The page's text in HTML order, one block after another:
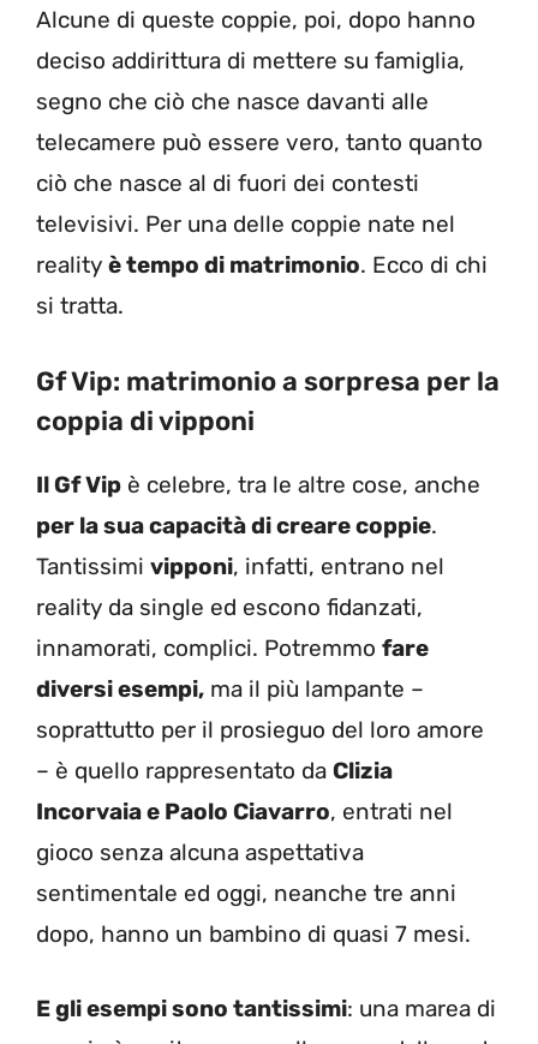
Alcune di queste coppie, poi, dopo hanno
deciso addirittura di mettere su famiglia,
segno che ciò che nasce davanti alle
telecamere può essere vero, tanto quanto
ciò che nasce al di fuori dei contesti
televisivi. Per una delle coppie nate nel
reality è tempo di matrimonio. Ecco di chi
si tratta.
Gf Vip: matrimonio a sorpresa per la
coppia di vipponi
Il Gf Vip è celebre, tra le altre cose, anche
per la sua capacità di creare coppie.
Tantissimi vipponi, infatti, entrano nel
reality da single ed escono fidanzati,
innamorati, complici. Potremmo fare
diversi esempi, ma il più lampante –
soprattutto per il prosieguo del loro amore
– è quello rappresentato da Clizia
Incorvaia e Paolo Ciavarro, entrati nel
gioco senza alcuna aspettativa
sentimentale ed oggi, neanche tre anni
dopo, hanno un bambino di quasi 7 mesi.
E gli esempi sono tantissimi: una marea di